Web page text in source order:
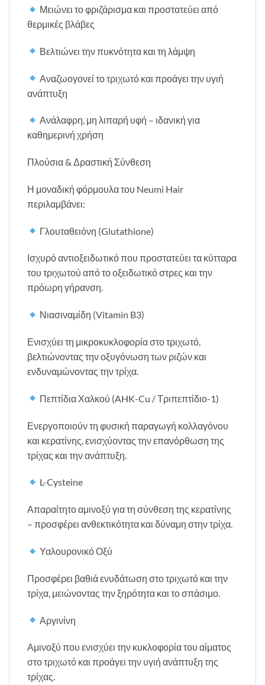
Μειώνει το φριζάρισμα και προστατεύει από
θερμικές βλάβες
Βελτιώνει την πυκνότητα και τη λάμψη
Αναζωογονεί το τριχωτό και προάγει την υγιή
ανάπτυξη
Ανάλαφρη, μη λιπαρή υφή – ιδανική για
καθημερινή χρήση
Πλούσια & Δραστική Σύνθεση
Η μοναδική φόρμουλα του Neumi Hair
περιλαμβάνει:
Γλουταθειόνη (Glutathione)
Ισχυρό αντιοξειδωτικό που προστατεύει τα κύτταρα
του τριχωτού από το οξειδωτικό στρες και την
πρόωρη γήρανση.
Νιασιναμίδη (Vitamin B3)
Ενισχύει τη μικροκυκλοφορία στο τριχωτό,
βελτιώνοντας την οξυγόνωση των ριζών και
ενδυναμώνοντας την τρίχα.
Πεπτίδια Χαλκού (AHK-Cu / Τριπεπτίδιο-1)
Ενεργοποιούν τη φυσική παραγωγή κολλαγόνου
και κερατίνης, ενισχύοντας την επανόρθωση της
τρίχας και την ανάπτυξη.
L-Cysteine
Απαραίτητο αμινοξύ για τη σύνθεση της κερατίνης
– προσφέρει ανθεκτικότητα και δύναμη στην τρίχα.
Υαλουρονικό Οξύ
Προσφέρει βαθιά ενυδάτωση στο τριχωτό και την
τρίχα, μειώνοντας την ξηρότητα και το σπάσιμο.
Αργινίνη
Αμινοξύ που ενισχύει την κυκλοφορία του αίματος
στο τριχωτό και προάγει την υγιή ανάπτυξη της
τρίχας.